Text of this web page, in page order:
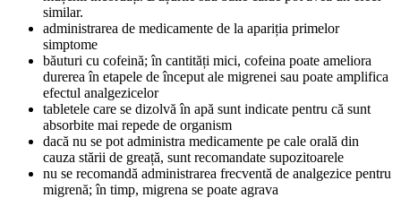
similar.
administrarea de medicamente de la apariția primelor
simptome
băuturi cu cofeină; în cantități mici, cofeina poate ameliora
durerea în etapele de început ale migrenei sau poate amplifica
efectul analgezicelor
tabletele care se dizolvă în apă sunt indicate pentru că sunt
absorbite mai repede de organism
dacă nu se pot administra medicamente pe cale orală din
cauza stării de greață, sunt recomandate supozitoarele
nu se recomandă administrarea frecventă de analgezice pentru
migrenă; în timp, migrena se poate agrava